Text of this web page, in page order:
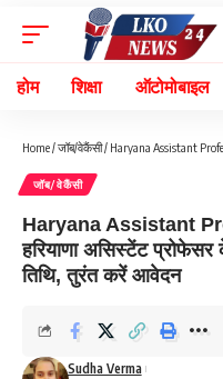
होम शिक्षा ऑटोमोबाइल
Home/जॉब/वेकैंसी/ Haryana Assistant Professor
जॉब/वेकैंसी
Haryana Assistant
हरियाणा असिस्टेंट
तिथि, तुरंत करें आवेदन
Sudha Verma